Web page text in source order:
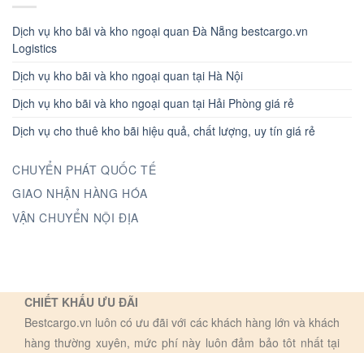
Dịch vụ kho bãi và kho ngoại quan Đà Nẵng bestcargo.vn
Logistics
Dịch vụ kho bãi và kho ngoại quan tại Hà Nội
Dịch vụ kho bãi và kho ngoại quan tại Hải Phòng giá rẻ
Dịch vụ cho thuê kho bãi hiệu quả, chất lượng, uy tín giá rẻ
CHUYỂN PHÁT QUỐC TẾ
GIAO NHẬN HÀNG HÓA
VẬN CHUYỂN NỘI ĐỊA
CHIẾT KHẤU ƯU ĐÃI
Bestcargo.vn luôn có ưu đãi với các khách hàng lớn và khách
hàng thường xuyên, mức phí này luôn đảm bảo tôt nhất tại